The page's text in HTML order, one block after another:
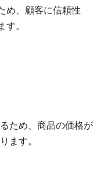
め、顧客に信頼性
す。
ため、商品の価格が
ます。